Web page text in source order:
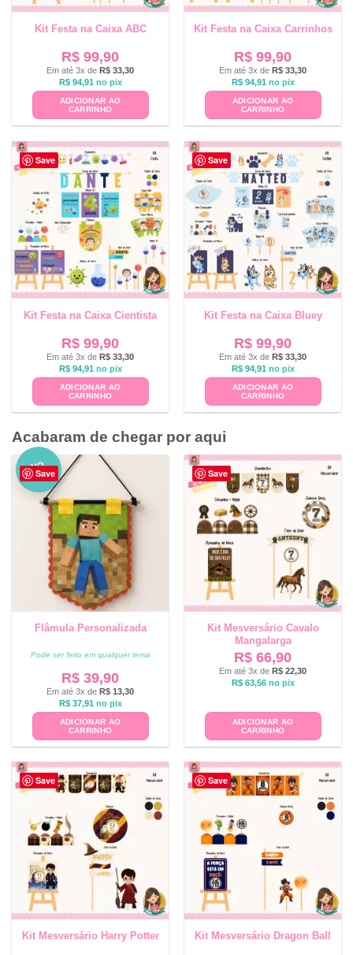
Kit Festa na Caixa ABC
R$ 99,90
Em até 3x de R$ 33,30
R$94,91 no pix
ADICIONAR AO
CARRINHO
Kit Festa na Caixa Carrinhos
R$ 99,90
Em até 3x de R$ 33,30
R$94,91 no pix
ADICIONAR AO
CARRINHO
Save
Kit Festa na Caixa Cientista
R$ 99,90
Em até 3x de R$ 33,30
R$94,91 no pix
ADICIONAR AO
CARRINHO
Save
Kit Festa na Caixa Bluey
R$ 99,90
Em até 3x de R$ 33,30
R$94,91 no pix
ADICIONAR AO
CARRINHO
Acabaram de chegar por aqui
Save
NO
VO
Flâmula Personalizada
Pode ser feito em qualquer tema
R$ 39,90
Em até 3x de R$ 13,30
R$37,91 no pix
ADICIONAR AO
CARRINHO
Save
Kit Mesversário Cavalo
Mangalarga
R$ 66,90
Em até 3x de R$ 22,30
R$63,56 no pix
ADICIONAR AO
CARRINHO
Save
Kit Mesversário Harry Potter
Save
Kit Mesversário Dragon Ball